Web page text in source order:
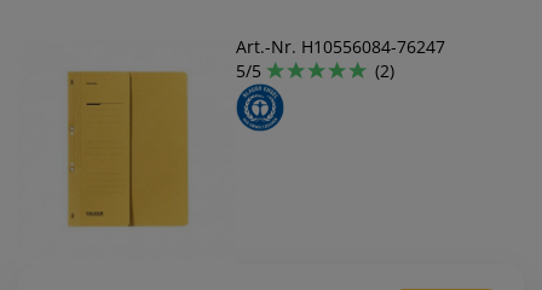
Art.-Nr. H10556084-76247
5/5
(2)